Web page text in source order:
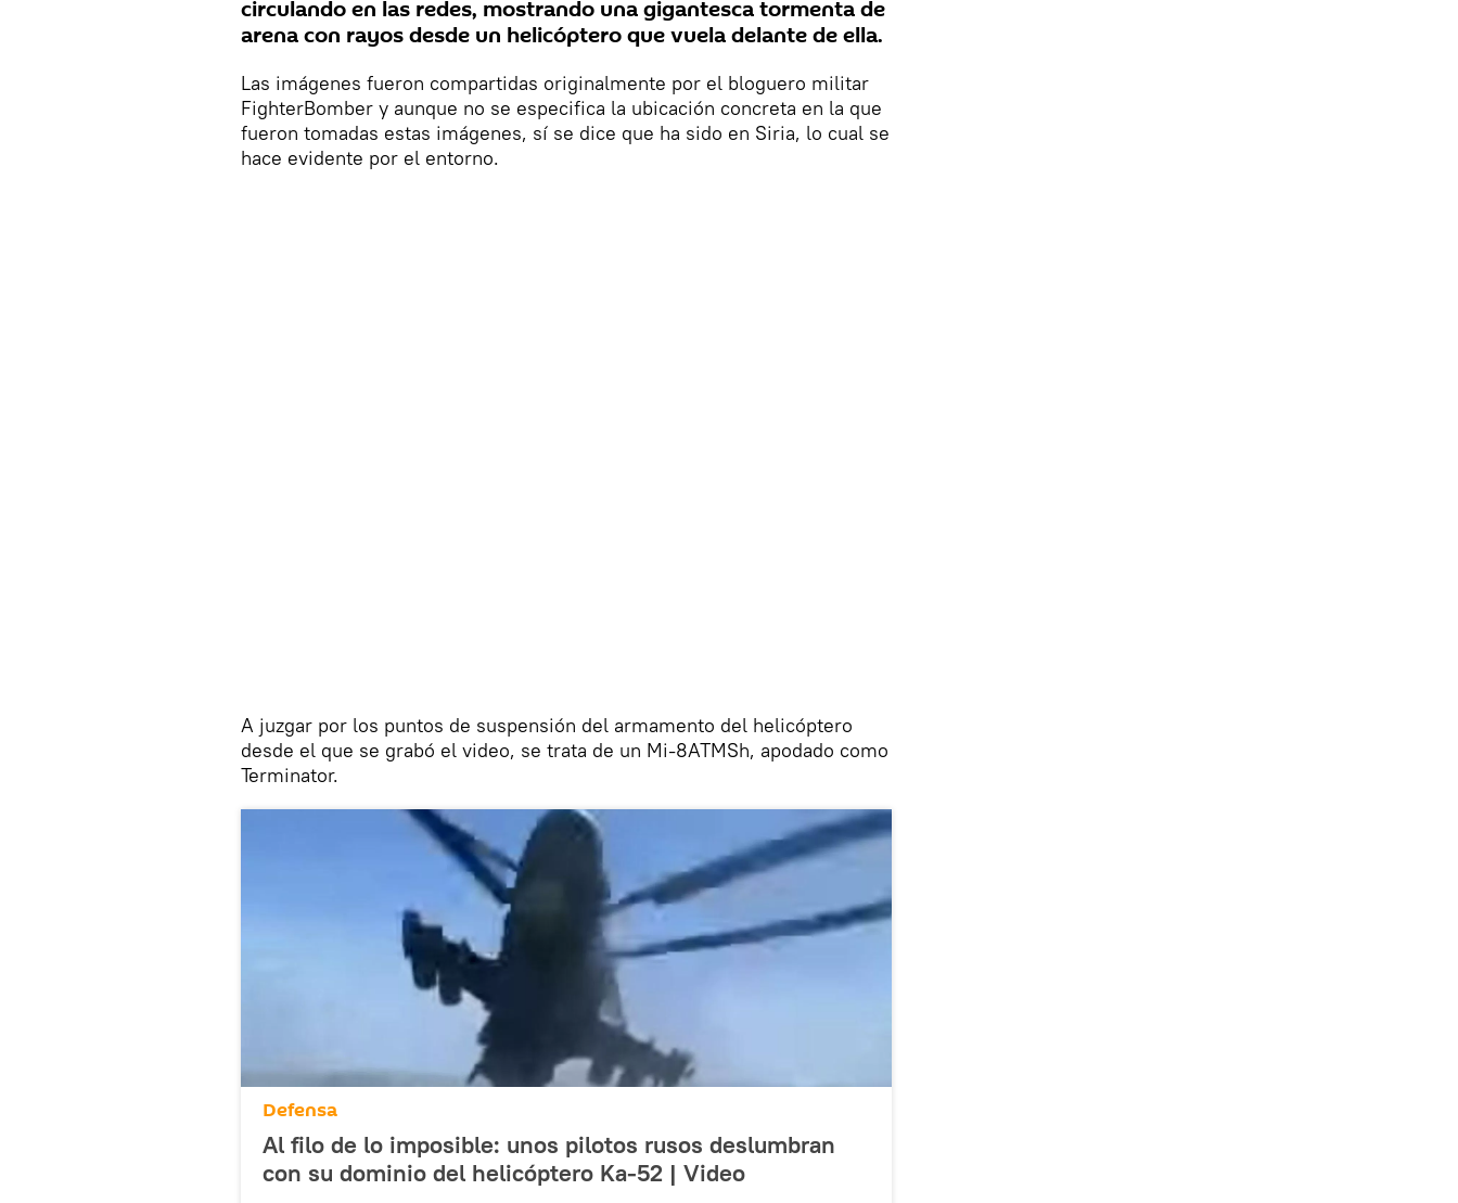
circulando en las redes, mostrando una gigantesca tormenta de
arena con rayos desde un helicóptero que vuela delante de ella.
Las imágenes fueron compartidas originalmente por el bloguero militar
FighterBomber y aunque no se especifica la ubicación concreta en la que
fueron tomadas estas imágenes, sí se dice que ha sido en Siria, lo cual se
hace evidente por el entorno.
A juzgar por los puntos de suspensión del armamento del helicóptero
desde el que se grabó el video, se trata de un Mi-8ATMSh, apodado como
Terminator.
Defensa
Al filo de lo imposible: unos pilotos rusos deslumbran
con su dominio del helicóptero Ka-52 | Video